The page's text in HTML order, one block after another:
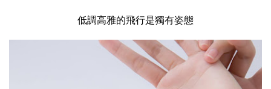
低調高雅的飛行是獨有姿態